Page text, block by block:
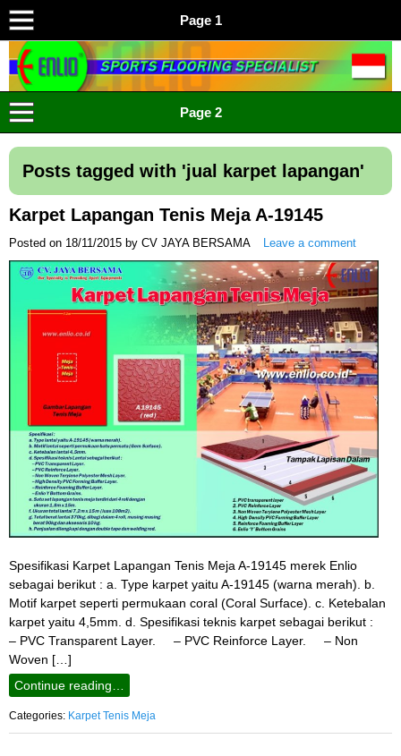
Page 1
ENLIO INDONESIA
Menyediakan Karpet Lapangan Olahraga Yang Lengkap
Page 2
Posts tagged with 'jual karpet lapangan'
Karpet Lapangan Tenis Meja A-19145
Posted on 18/11/2015 by CV JAYA BERSAMA Leave a comment
Spesifikasi Karpet Lapangan Tenis Meja A-19145 merek Enlio
sebagai berikut : a. Type karpet yaitu A-19145 (warna merah). b.
Motif karpet seperti permukaan coral (Coral Surface). c. Ketebalan
karpet yaitu 4,5mm. d. Spesifikasi teknis karpet sebagai berikut :
– PVC Transparent Layer. – PVC Reinforce Layer. – Non
Woven […]
Continue reading…
Categories: Karpet Tenis Meja